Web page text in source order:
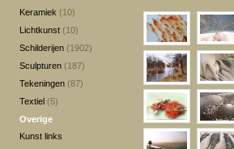
Keramiek (10)
Lichtkunst (10)
Schilderijen (1902)
Sculpturen (187)
Tekeningen (87)
Textiel (5)
Overige
Kunst links